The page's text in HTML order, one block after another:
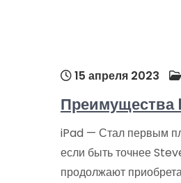
15 апреля 2023
Преимущества
iPad — Стал первым
если быть точнее
продолжают